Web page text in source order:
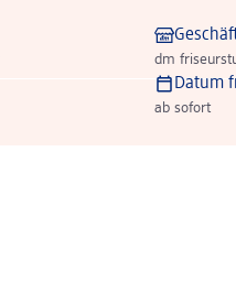
dm
Datum
ab sofort